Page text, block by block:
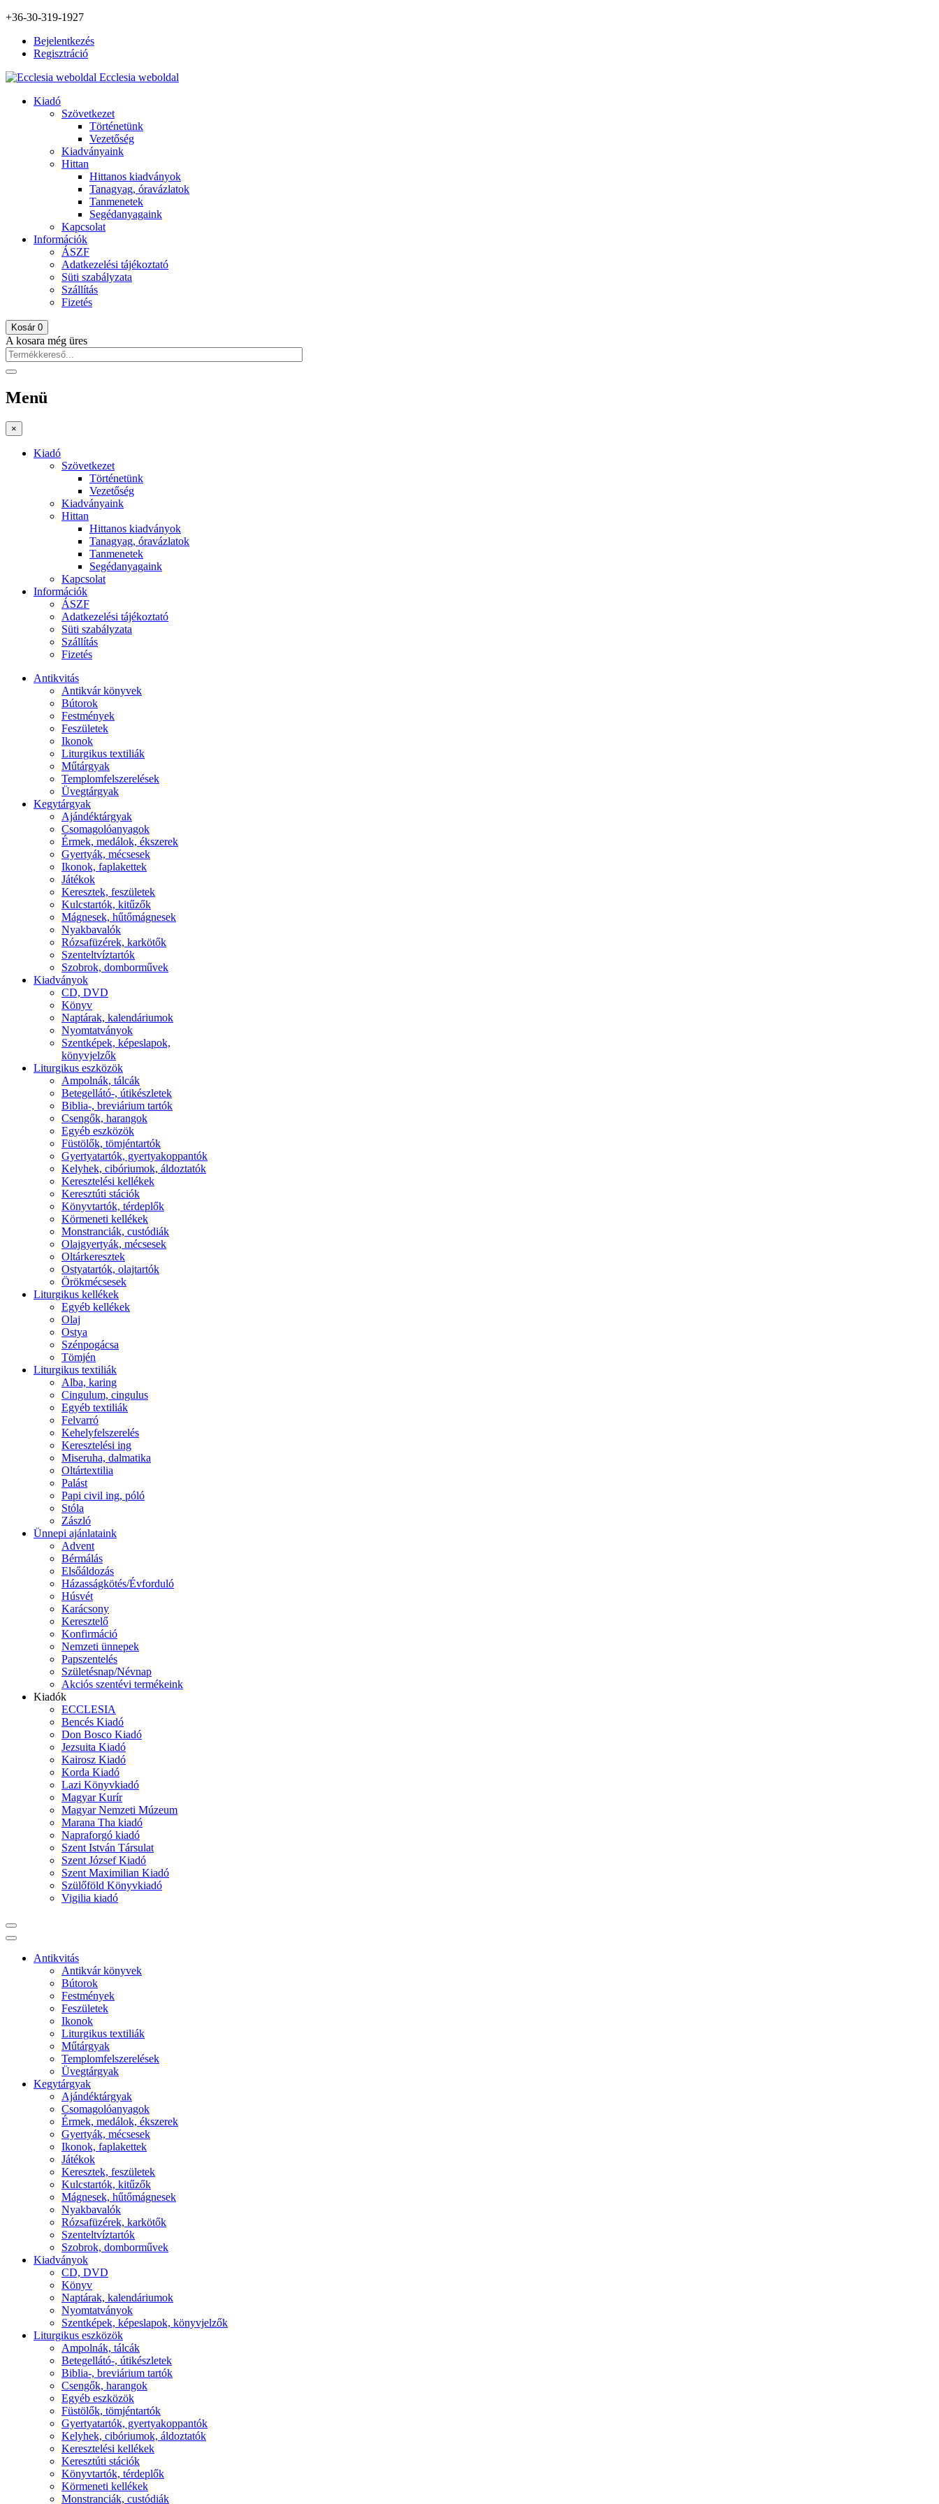
+36-30-319-1927
Bejelentkezés
Regisztráció
Ecclesia weboldal
Kiadó
Szövetkezet
Történetünk
Vezetőség
Kiadványaink
Hittan
Hittanos kiadványok
Tanagyag, óravázlatok
Tanmenetek
Segédanyagaink
Kapcsolat
Információk
ÁSZF
Adatkezelési tájékoztató
Süti szabályzata
Szállítás
Fizetés
Kosár 0
A kosara még üres
Menü
×
Kiadó
Szövetkezet
Történetünk
Vezetőség
Kiadványaink
Hittan
Hittanos kiadványok
Tanagyag, óravázlatok
Tanmenetek
Segédanyagaink
Kapcsolat
Információk
ÁSZF
Adatkezelési tájékoztató
Süti szabályzata
Szállítás
Fizetés
Antikvitás
Antikvár könyvek
Bútorok
Festmények
Feszületek
Ikonok
Liturgikus textiliák
Műtárgyak
Templomfelszerelések
Üvegtárgyak
Kegytárgyak
Ajándéktárgyak
Csomagolóanyagok
Érmek, medálok, ékszerek
Gyertyák, mécsesek
Ikonok, faplakettek
Játékok
Keresztek, feszületek
Kulcstartók, kitűzők
Mágnesek, hűtőmágnesek
Nyakbavalók
Rózsafüzérek, karkötők
Szenteltvíztartók
Szobrok, domborművek
Kiadványok
CD, DVD
Könyv
Naptárak, kalendáriumok
Nyomtatványok
Szentképek, képeslapok,
könyvjelzők
Liturgikus eszközök
Ampolnák, tálcák
Betegellátó-, útikészletek
Biblia-, breviárium tartók
Csengők, harangok
Egyéb eszközök
Füstölők, tömjéntartók
Gyertyatartók, gyertyakoppantók
Kelyhek, cibóriumok, áldoztatók
Keresztelési kellékek
Keresztúti stációk
Könyvtartók, térdeplők
Körmeneti kellékek
Monstranciák, custódiák
Olajgyertyák, mécsesek
Oltárkeresztek
Ostyatartók, olajtartók
Örökmécsesek
Liturgikus kellékek
Egyéb kellékek
Olaj
Ostya
Szénpogácsa
Tömjén
Liturgikus textiliák
Alba, karing
Cingulum, cingulus
Egyéb textiliák
Felvarró
Kehelyfelszerelés
Keresztelési ing
Miseruha, dalmatika
Oltártextilia
Palást
Papi civil ing, póló
Stóla
Zászló
Ünnepi ajánlataink
Advent
Bérmálás
Elsőáldozás
Házasságkötés/Évforduló
Húsvét
Karácsony
Keresztelő
Konfirmáció
Nemzeti ünnepek
Papszentelés
Születésnap/Névnap
Akciós szentévi termékeink
Kiadók
ECCLESIA
Bencés Kiadó
Don Bosco Kiadó
Jezsuita Kiadó
Kairosz Kiadó
Korda Kiadó
Lazi Könyvkiadó
Magyar Kurír
Magyar Nemzeti Múzeum
Marana Tha kiadó
Napraforgó kiadó
Szent István Társulat
Szent József Kiadó
Szent Maximilian Kiadó
Szülőföld Könyvkiadó
Vigilia kiadó
Antikvitás
Antikvár könyvek
Bútorok
Festmények
Feszületek
Ikonok
Liturgikus textiliák
Műtárgyak
Templomfelszerelések
Üvegtárgyak
Kegytárgyak
Ajándéktárgyak
Csomagolóanyagok
Érmek, medálok, ékszerek
Gyertyák, mécsesek
Ikonok, faplakettek
Játékok
Keresztek, feszületek
Kulcstartók, kitűzők
Mágnesek, hűtőmágnesek
Nyakbavalók
Rózsafüzérek, karkötők
Szenteltvíztartók
Szobrok, domborművek
Kiadványok
CD, DVD
Könyv
Naptárak, kalendáriumok
Nyomtatványok
Szentképek, képeslapok, könyvjelzők
Liturgikus eszközök
Ampolnák, tálcák
Betegellátó-, útikészletek
Biblia-, breviárium tartók
Csengők, harangok
Egyéb eszközök
Füstölők, tömjéntartók
Gyertyatartók, gyertyakoppantók
Kelyhek, cibóriumok, áldoztatók
Keresztelési kellékek
Keresztúti stációk
Könyvtartók, térdeplők
Körmeneti kellékek
Monstranciák, custódiák